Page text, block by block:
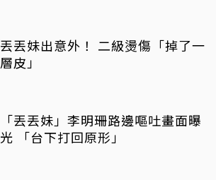
丟丟妹出意外！ 二級燙傷「掉了一
層皮」
「丟丟妹」李明珊路邊嘔吐畫面曝
光 「台下打回原形」